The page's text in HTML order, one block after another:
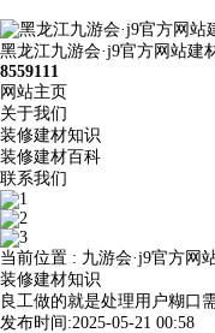
黑龙江九游会·j9官方网站建
8559111
网站主页
关于我们
装修建材知识
装修建材百科
联系我们
当前位置 : 九游会·j9官方网
装修建材知识
良工做的就是处理用户糊口
发布时间:2025-05-21 00:58